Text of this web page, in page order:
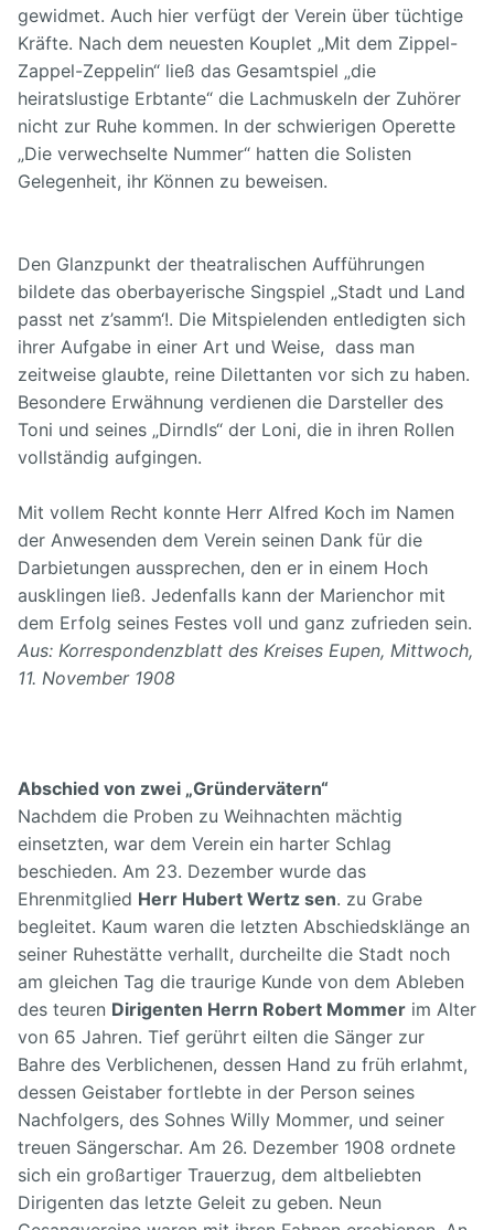
gewidmet. Auch hier verfügt der Verein über tüchtige
Kräfte. Nach dem neuesten Kouplet „Mit dem Zippel-
Zappel-Zeppelin“ ließ das Gesamtspiel „die
heiratslustige Erbtante“ die Lachmuskeln der Zuhörer
nicht zur Ruhe kommen. In der schwierigen Operette
„Die verwechselte Nummer“ hatten die Solisten
Gelegenheit, ihr Können zu beweisen.
Den Glanzpunkt der theatralischen Aufführungen
bildete das oberbayerische Singspiel „Stadt und Land
passt net z’samm‘!. Die Mitspielenden entledigten sich
ihrer Aufgabe in einer Art und Weise, dass man
zeitweise glaubte, reine Dilettanten vor sich zu haben.
Besondere Erwähnung verdienen die Darsteller des
Toni und seines „Dirndls“ der Loni, die in ihren Rollen
vollständig aufgingen.
Mit vollem Recht konnte Herr Alfred Koch im Namen
der Anwesenden dem Verein seinen Dank für die
Darbietungen aussprechen, den er in einem Hoch
ausklingen ließ. Jedenfalls kann der Marienchor mit
dem Erfolg seines Festes voll und ganz zufrieden sein.
Aus: Korrespondenzblatt des Kreises Eupen, Mittwoch,
11. November 1908
Abschied von zwei „Gründervätern“
Nachdem die Proben zu Weihnachten mächtig
einsetzten, war dem Verein ein harter Schlag
beschieden. Am 23. Dezember wurde das
Ehrenmitglied Herr Hubert Wertz sen. zu Grabe
begleitet. Kaum waren die letzten Abschiedsklänge an
seiner Ruhestätte verhallt, durcheilte die Stadt noch
am gleichen Tag die traurige Kunde von dem Ableben
des teuren Dirigenten Herrn Robert Mommer im Alter
von 65 Jahren. Tief gerührt eilten die Sänger zur
Bahre des Verblichenen, dessen Hand zu früh erlahmt,
dessen Geistaber fortlebte in der Person seines
Nachfolgers, des Sohnes Willy Mommer, und seiner
treuen Sängerschar. Am 26. Dezember 1908 ordnete
sich ein großartiger Trauerzug, dem altbeliebten
Dirigenten das letzte Geleit zu geben. Neun